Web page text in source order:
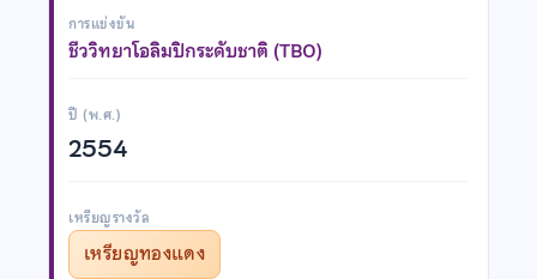
การแข่งขัน
ชีววิทยาโอลิมปิกระดับชาติ (TBO)
ปี (พ.ศ.)
2554
เหรียญรางวัล
เหรียญทองแดง